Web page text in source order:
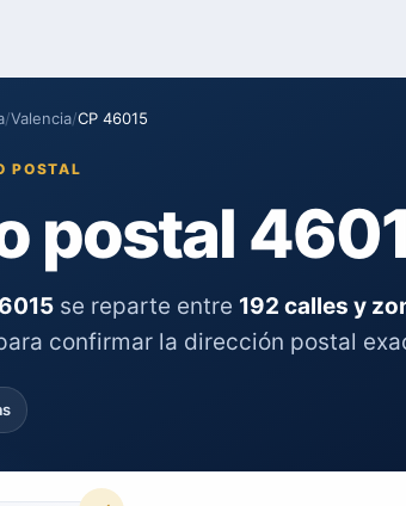
/Valencia/CP 46015
POSTAL
postal
se reparte entre 192 calles y
confirmar la dirección postal